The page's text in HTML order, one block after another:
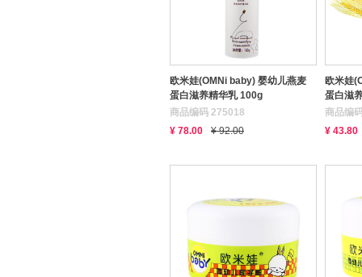
欧米娃(OMNi baby) 婴幼儿燕麦
蛋白滋养精华乳 100g
商品编码 275018
¥ 78.00
¥ 92.00
欧米娃
蛋白滋
商品编
¥ 43.80